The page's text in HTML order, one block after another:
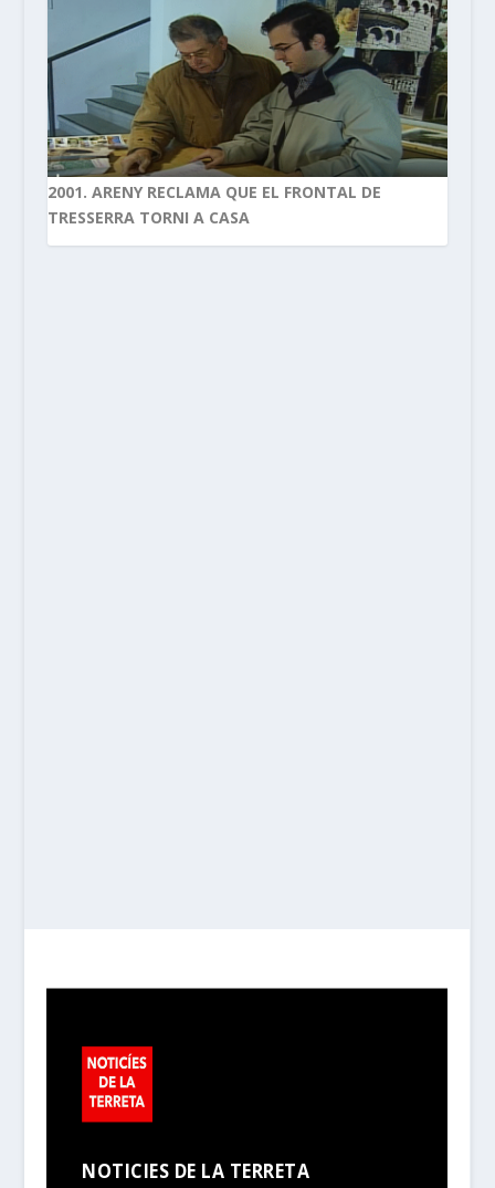
2001. ARENY RECLAMA QUE EL FRONTAL DE
TRESSERRA TORNI A CASA
NOTICIES DE LA TERRETA